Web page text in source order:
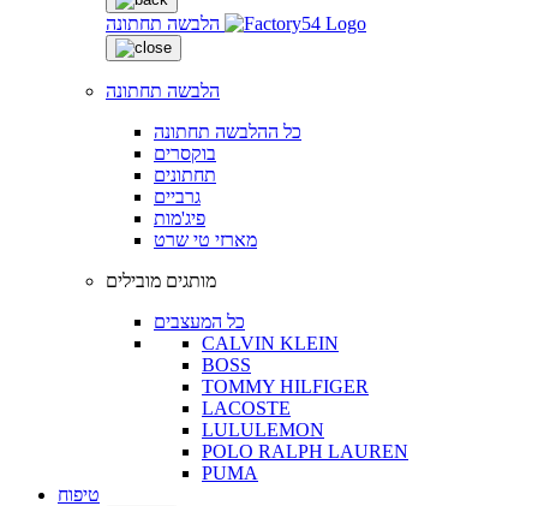
הלבשה תחתונה
הלבשה תחתונה
כל ההלבשה תחתונה
בוקסרים
תחתונים
גרביים
פיג'מות
מארזי טי שרט
מותגים מובילים
כל המעצבים
CALVIN KLEIN
BOSS
TOMMY HILFIGER
LACOSTE
LULULEMON
POLO RALPH LAUREN
PUMA
טיפוח